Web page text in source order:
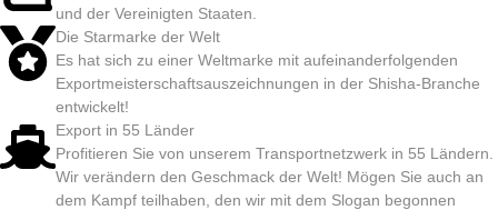
und der Vereinigten Staaten.
Die Starmarke der Welt
Es hat sich zu einer Weltmarke mit aufeinanderfolgenden
Exportmeisterschaftsauszeichnungen in der Shisha-Branche
entwickelt!
Export in 55 Länder
Profitieren Sie von unserem Transportnetzwerk in 55 Ländern.
Wir verändern den Geschmack der Welt! Mögen Sie auch an
dem Kampf teilhaben, den wir mit dem Slogan begonnen